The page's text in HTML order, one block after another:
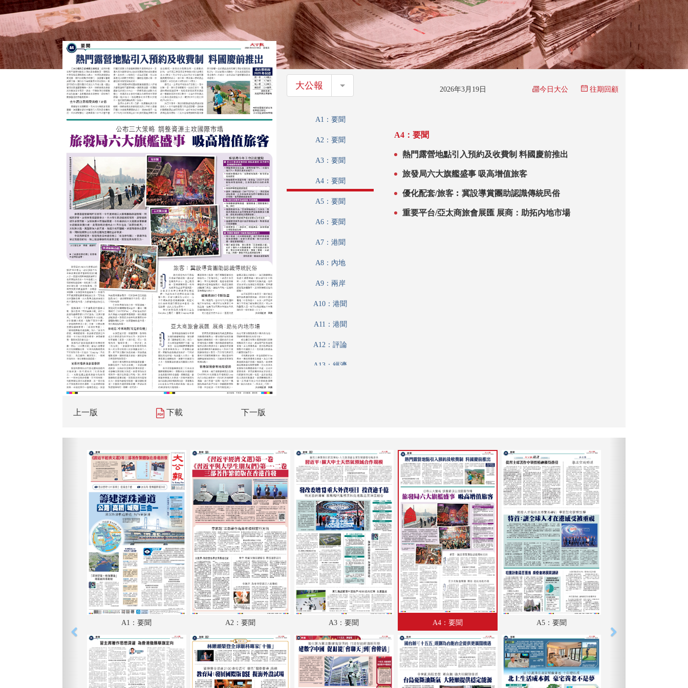
上一版 下載 下一版
大公報 大公報 2026年3月19日 今日大公 往期回顧
A1：要聞
A2：要聞
A3：要聞
A4：要聞
A5：要聞
A6：要聞
A7：港聞
A8：內地
A9：兩岸
A10：港聞
A11：港聞
A12：評論
A13：經濟
A18：體育
A19：國際
A20：國際
B1：經濟
B2：經濟
B3：經濟
B4：大公園
B5：小公園
A4：要聞
熱門露營地點引入預約及收費制 料國慶前推出
旅發局六大旗艦盛事 吸高增值旅客
優化配套/旅客︰冀設導賞團助認識傳統民俗
重要平台/亞太商旅會展匯 展商：助拓內地市場
A1：要聞 A2：要聞 A3：要聞 A4：要聞 A5：要聞